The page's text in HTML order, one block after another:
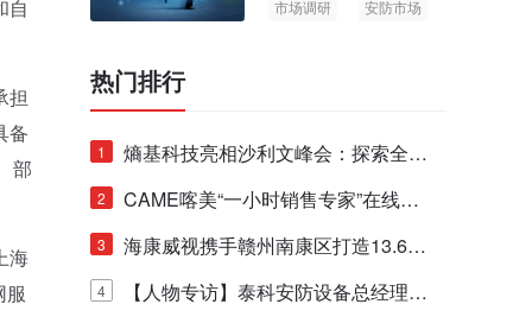
自
担
备
部
海
服
市场调研
安防市场
热门排行
1
熵基科技亮相沙利文峰会：探索全栈
脑机技术商业化生态新路径
2
CAME喀美“一小时销售专家”在线赋
能培训正式启动！
3
海康威视携手赣州南康区打造13.6公
里绿波网
4
【人物专访】泰科安防设备总经理张